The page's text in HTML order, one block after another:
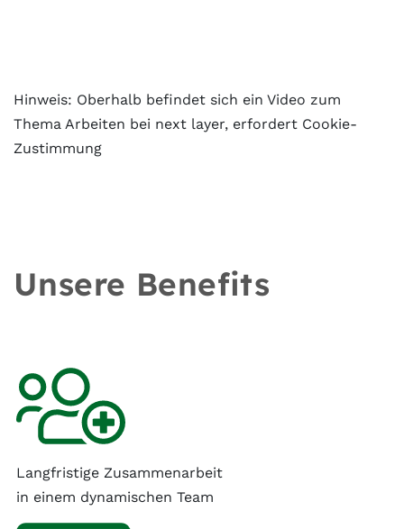
Hinweis: Oberhalb befindet sich ein Video zum
Thema Arbeiten bei next layer, erfordert Cookie-
Zustimmung
Unsere Benefits
Langfristige Zusammenarbeit
in einem dynamischen Team